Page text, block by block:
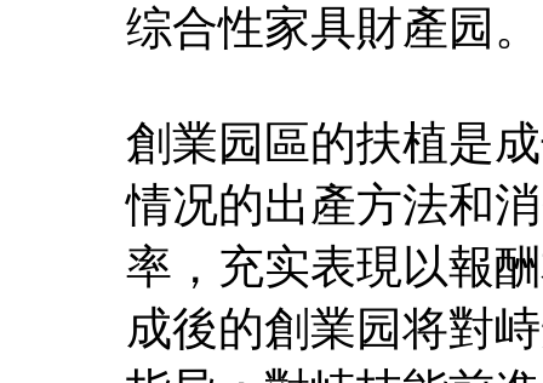
综合性家具財產园。
創業园區的扶植是
情况的出產方法和
率，充实表現以報
成後的創業园将對